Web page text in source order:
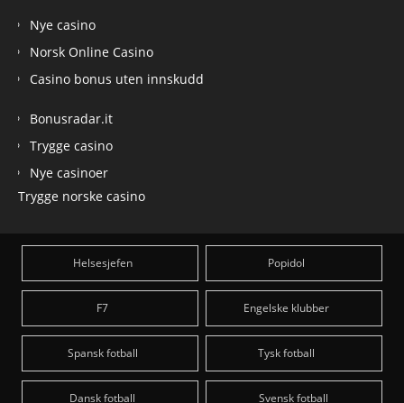
Nye casino
Norsk Online Casino
Casino bonus uten innskudd
Bonusradar.it
Trygge casino
Nye casinoer
Trygge norske casino
Helsesjefen Popidol
F7 Engelske klubber
Spansk fotball Tysk fotball
Dansk fotball Svensk fotball